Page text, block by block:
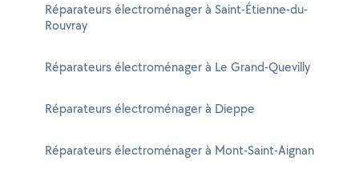
Réparateurs électroménager à Saint-Étienne-du-
Rouvray
Réparateurs électroménager à Le Grand-Quevilly
Réparateurs électroménager à Dieppe
Réparateurs électroménager à Mont-Saint-Aignan